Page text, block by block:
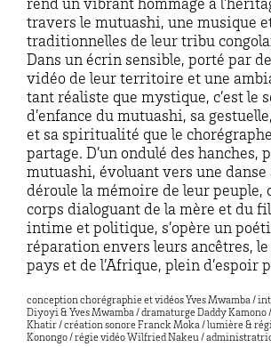
rend un vibrant hommage à
travers le mutuashi, une musique
traditionnelles de leur tribu
Dans un écrin sensible, porté par
vidéo de leur territoire et une
tant réaliste que mystique, c’est le
d’enfance du mutuashi, sa
et sa spiritualité que le
partage. D’un ondulé des hanches,
mutuashi, évoluant vers une danse
déroule la mémoire de leur peuple,
corps dialoguant de la mère et du
intime et politique, s’opère un
réparation envers leurs ancêtres, le
pays et de l’Afrique, plein d’espoir
conception chorégraphie et vidéos Yves Mwamba /
Diyoyi & Yves Mwamba / dramaturge Daddy Kamono
Khatir / création sonore Franck Moka / lumière &
Konongo / régie vidéo Wilfried Nakeu /